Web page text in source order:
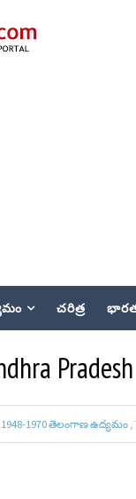
చరిత్ర
1948-1970 తెలంగాణ ఉద్యమం ,